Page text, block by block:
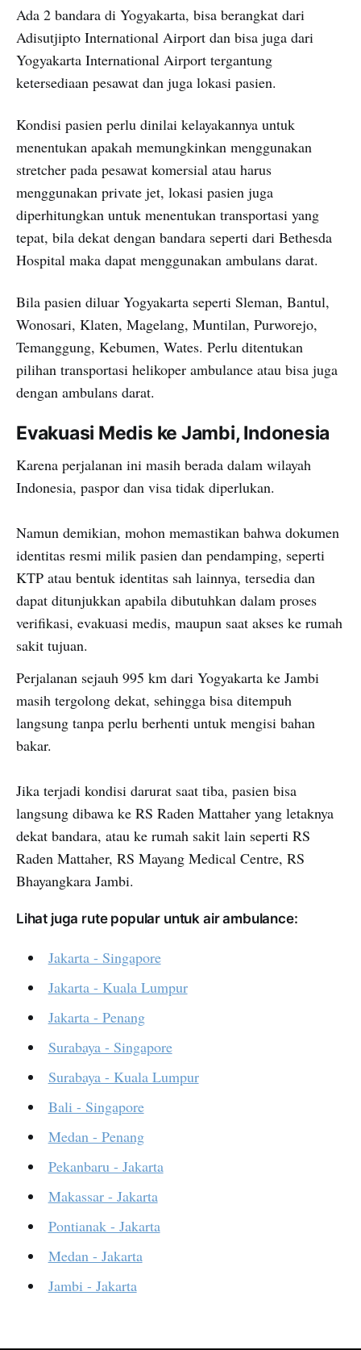
Ada 2 bandara di Yogyakarta, bisa berangkat dari
Adisutjipto International Airport dan bisa juga dari
Yogyakarta International Airport tergantung
ketersediaan pesawat dan juga lokasi pasien.
Kondisi pasien perlu dinilai kelayakannya untuk
menentukan apakah memungkinkan menggunakan
stretcher pada pesawat komersial atau harus
menggunakan private jet, lokasi pasien juga
diperhitungkan untuk menentukan transportasi yang
tepat, bila dekat dengan bandara seperti dari Bethesda
Hospital maka dapat menggunakan ambulans darat.
Bila pasien diluar Yogyakarta seperti Sleman, Bantul,
Wonosari, Klaten, Magelang, Muntilan, Purworejo,
Temanggung, Kebumen, Wates. Perlu ditentukan
pilihan transportasi helikoper ambulance atau bisa juga
dengan ambulans darat.
Evakuasi Medis ke Jambi, Indonesia
Karena perjalanan ini masih berada dalam wilayah
Indonesia, paspor dan visa tidak diperlukan.
Namun demikian, mohon memastikan bahwa dokumen
identitas resmi milik pasien dan pendamping, seperti
KTP atau bentuk identitas sah lainnya, tersedia dan
dapat ditunjukkan apabila dibutuhkan dalam proses
verifikasi, evakuasi medis, maupun saat akses ke rumah
sakit tujuan.
Perjalanan sejauh 995 km dari Yogyakarta ke Jambi
masih tergolong dekat, sehingga bisa ditempuh
langsung tanpa perlu berhenti untuk mengisi bahan
bakar.
Jika terjadi kondisi darurat saat tiba, pasien bisa
langsung dibawa ke RS Raden Mattaher yang letaknya
dekat bandara, atau ke rumah sakit lain seperti RS
Raden Mattaher, RS Mayang Medical Centre, RS
Bhayangkara Jambi.
Lihat juga rute popular untuk air ambulance:
Jakarta - Singapore
Jakarta - Kuala Lumpur
Jakarta - Penang
Surabaya - Singapore
Surabaya - Kuala Lumpur
Bali - Singapore
Medan - Penang
Pekanbaru - Jakarta
Makassar - Jakarta
Pontianak - Jakarta
Medan - Jakarta
Jambi - Jakarta